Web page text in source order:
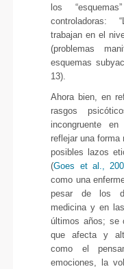
los
controladoras:
trabajan en el
(problemas
esquemas
13).
Ahora bien, en
rasgos
incongruente
reflejar una
posibles lazos
(Goes et al.,
como una
pesar de los
medicina y en
últimos años; se
que afecta y
como el
emociones, la